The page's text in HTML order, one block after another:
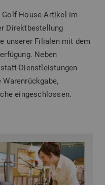
Golf House Artikel im
Direktbestellung
unserer Filialen mit dem
Neben
Dienstleistungen
eingeschlossen.